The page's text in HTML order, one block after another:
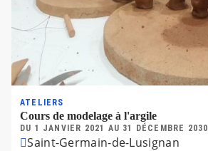
Cours de modelage à l'argile
ATELIERS
DU 1 JANVIER 2021 AU 31 DÉCEMBRE 2030
Saint-Germain-de-Lusignan